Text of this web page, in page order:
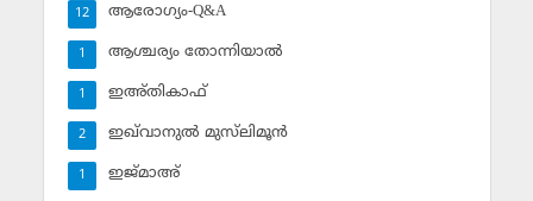
ആരോഗ്യം-Q&A
12
ആശ്ചര്യം തോന്നിയാല്‍
1
ഇഅ്തികാഫ്‌
1
ഇഖ്‌വാനുല്‍ മുസ്‌ലിമൂന്‍
2
ഇജ്മാഅ്
1